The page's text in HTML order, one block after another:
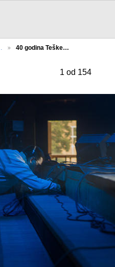
40 godina Teške…
1 od 154